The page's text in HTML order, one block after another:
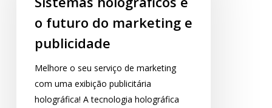
o futuro do marketing e
publicidade
Melhore o seu serviço de marketing
com uma exibição publicitária
holográfica! A tecnologia holográfica